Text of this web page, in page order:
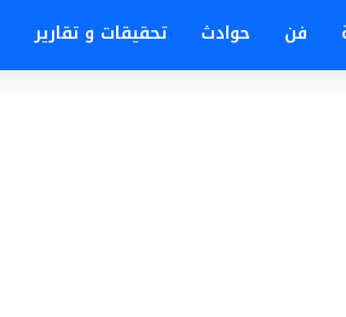
فن حوادث تحقيقات و تقارير